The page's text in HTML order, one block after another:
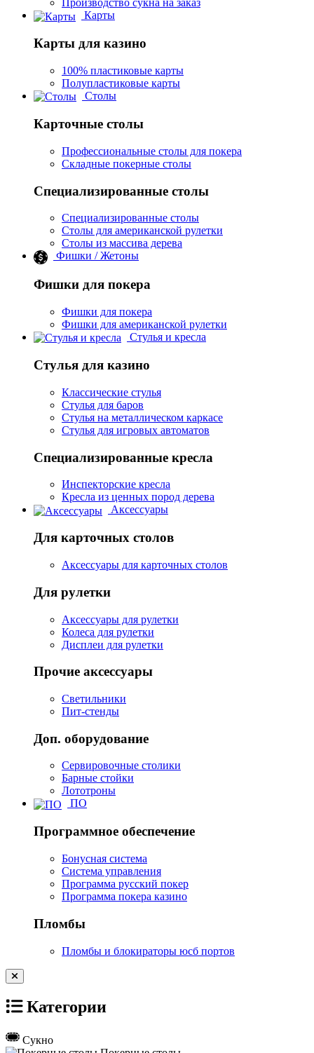
Производство сукна на заказ
Карты
Карты для казино
100% пластиковые карты
Полупластиковые карты
Столы
Карточные столы
Профессиональные столы для покера
Складные покерные столы
Специализированные столы
Специализированные столы
Столы для американской рулетки
Столы из массива дерева
Фишки / Жетоны
Фишки для покера
Фишки для покера
Фишки для американской рулетки
Стулья и кресла
Стулья для казино
Классические стулья
Стулья для баров
Стулья на металлическом каркасе
Стулья для игровых автоматов
Специализированные кресла
Инспекторские кресла
Кресла из ценных пород дерева
Аксессуары
Для карточных столов
Аксессуары для карточных столов
Для рулетки
Аксессуары для рулетки
Колеса для рулетки
Дисплеи для рулетки
Прочие аксессуары
Светильники
Пит-стенды
Доп. оборудование
Сервировочные столики
Барные стойки
Лототроны
ПО
Программное обеспечение
Бонусная система
Система управления
Программа русский покер
Программа покера казино
Пломбы
Пломбы и блокираторы юсб портов
Категории
Сукно